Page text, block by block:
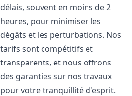
délais, souvent en moins de 2
heures, pour minimiser les
dégâts et les perturbations. Nos
tarifs sont compétitifs et
transparents, et nous offrons
des garanties sur nos travaux
pour votre tranquillité d'esprit.